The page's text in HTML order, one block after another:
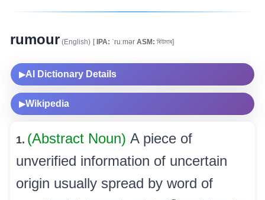
rumour (English) [IPA: ˈruːmər ASM: ৰিউমাৰ]
▶AI Dictionary Details
▶Wikipedia
1. (Abstract Noun) A piece of
unverified information of uncertain
origin usually spread by word of